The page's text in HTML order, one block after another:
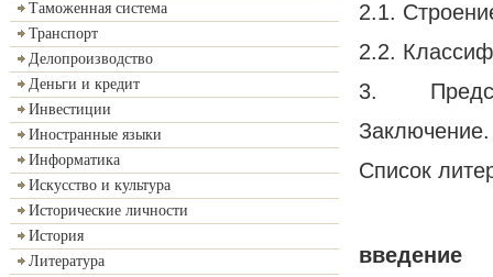
Таможенная система
Транспорт
Делопроизводство
Деньги и кредит
Инвестиции
Иностранные языки
Информатика
Искусство и культура
Исторические личности
История
Литература
2.1.
2.2.
3.
Список
введение